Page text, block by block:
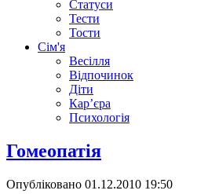
Статуси
Тести
Тости
Сім'я
Весілля
Відпочинок
Діти
Кар’єра
Психологія
Гомеопатія
Опубліковано 01.12.2010 19:50